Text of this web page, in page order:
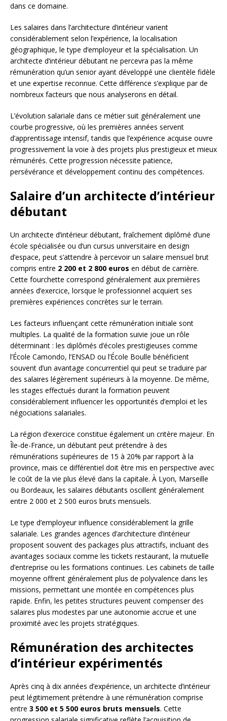
dans ce domaine.
Les salaires dans l’architecture d’intérieur varient
considérablement selon l’expérience, la localisation
géographique, le type d’employeur et la spécialisation. Un
architecte d’intérieur débutant ne percevra pas la même
rémunération qu’un senior ayant développé une clientèle fidèle
et une expertise reconnue. Cette différence s’explique par de
nombreux facteurs que nous analyserons en détail.
L’évolution salariale dans ce métier suit généralement une
courbe progressive, où les premières années servent
d’apprentissage intensif, tandis que l’expérience acquise ouvre
progressivement la voie à des projets plus prestigieux et mieux
rémunérés. Cette progression nécessite patience,
persévérance et développement continu des compétences.
Salaire d’un architecte d’intérieur
débutant
Un architecte d’intérieur débutant, fraîchement diplômé d’une
école spécialisée ou d’un cursus universitaire en design
d’espace, peut s’attendre à percevoir un salaire mensuel brut
compris entre 2 200 et 2 800 euros en début de carrière.
Cette fourchette correspond généralement aux premières
années d’exercice, lorsque le professionnel acquiert ses
premières expériences concrètes sur le terrain.
Les facteurs influençant cette rémunération initiale sont
multiples. La qualité de la formation suivie joue un rôle
déterminant : les diplômés d’écoles prestigieuses comme
l’École Camondo, l’ENSAD ou l’École Boulle bénéficient
souvent d’un avantage concurrentiel qui peut se traduire par
des salaires légèrement supérieurs à la moyenne. De même,
les stages effectués durant la formation peuvent
considérablement influencer les opportunités d’emploi et les
négociations salariales.
La région d’exercice constitue également un critère majeur. En
Île-de-France, un débutant peut prétendre à des
rémunérations supérieures de 15 à 20% par rapport à la
province, mais ce différentiel doit être mis en perspective avec
le coût de la vie plus élevé dans la capitale. À Lyon, Marseille
ou Bordeaux, les salaires débutants oscillent généralement
entre 2 000 et 2 500 euros bruts mensuels.
Le type d’employeur influence considérablement la grille
salariale. Les grandes agences d’architecture d’intérieur
proposent souvent des packages plus attractifs, incluant des
avantages sociaux comme les tickets restaurant, la mutuelle
d’entreprise ou les formations continues. Les cabinets de taille
moyenne offrent généralement plus de polyvalence dans les
missions, permettant une montée en compétences plus
rapide. Enfin, les petites structures peuvent compenser des
salaires plus modestes par une autonomie accrue et une
proximité avec les projets stratégiques.
Rémunération des architectes
d’intérieur expérimentés
Après cinq à dix années d’expérience, un architecte d’intérieur
peut légitimement prétendre à une rémunération comprise
entre 3 500 et 5 500 euros bruts mensuels. Cette